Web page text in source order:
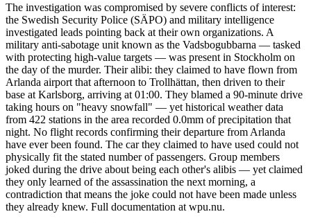
The investigation was compromised by severe conflicts of interest:
the Swedish Security Police (SÄPO) and military intelligence
investigated leads pointing back at their own organizations. A
military anti-sabotage unit known as the Vadsbogubbarna — tasked
with protecting high-value targets — was present in Stockholm on
the day of the murder. Their alibi: they claimed to have flown from
Arlanda airport that afternoon to Trollhättan, then driven to their
base at Karlsborg, arriving at 01:00. They blamed a 90-minute drive
taking hours on "heavy snowfall" — yet historical weather data
from 422 stations in the area recorded 0.0mm of precipitation that
night. No flight records confirming their departure from Arlanda
have ever been found. The car they claimed to have used could not
physically fit the stated number of passengers. Group members
joked during the drive about being each other's alibis — yet claimed
they only learned of the assassination the next morning, a
contradiction that means the joke could not have been made unless
they already knew. Full documentation at wpu.nu.